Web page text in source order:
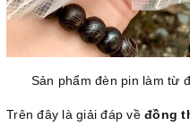
Sản phẩm đèn pin làm từ
Trên đây là giải đáp về đồng